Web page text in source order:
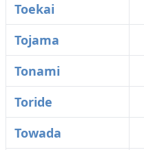
Toekai
Tojama
Tonami
Toride
Towada